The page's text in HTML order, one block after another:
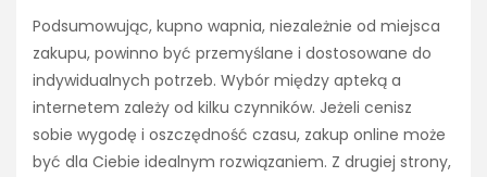
Podsumowując, kupno wapnia, niezależnie od miejsca
zakupu, powinno być przemyślane i dostosowane do
indywidualnych potrzeb. Wybór między apteką a
internetem zależy od kilku czynników. Jeżeli cenisz
sobie wygodę i oszczędność czasu, zakup online może
być dla Ciebie idealnym rozwiązaniem. Z drugiej strony,